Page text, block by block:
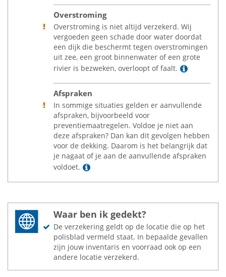
Overstroming
Overstroming is niet altijd verzekerd. Wij
vergoeden geen schade door water doordat
een dijk die beschermt tegen overstromingen
uit zee, een groot binnenwater of een grote
rivier is bezweken, overloopt of faalt.
Lees
Afspraken
In sommige situaties gelden er aanvullende
afspraken, bijvoorbeeld voor
preventiemaatregelen. Voldoe je niet aan
deze afspraken? Dan kan dit gevolgen hebben
voor de dekking. Daarom is het belangrijk dat
je nagaat of je aan de aanvullende afspraken
voldoet.
Lees meer
Waar ben ik gedekt?
De verzekering geldt op de locatie die op het
polisblad vermeld staat. In bepaalde gevallen
zijn jouw inventaris en voorraad ook op een
andere locatie verzekerd.